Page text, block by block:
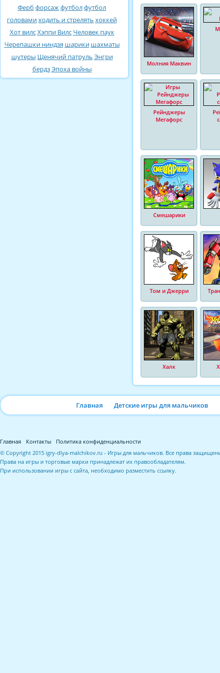
Ферб форсажфутболфутбол
головамиходить и стрелять хоккей
Хот вилсХэппи Вилс Человек паук
Черепашки ниндзя шарики шахматы
шутеры Щенячий патруль Энгри
бердзЭпоха войны
Молния Маквин
Рейнджеры
Мегафорс
Смешарики
Том и Джерри
Халк
Главная Детские игры для мальчиков
Главная Контакты
Политика конфиденциальности
© Copyright 2015 igry-dlya-malchikov.ru - Игры для мальчиков. Все права
Права на игры и торговые марки принадлежат их правообладателям.
При использовании игры с сайта, необходимо разместить ссылку.